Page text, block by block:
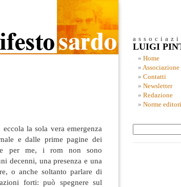
la sola vera emergenza
e dalle prime pagine dei
per me, i rom non sono
decenni, una presenza e una
o anche soltanto parlare di
forti: può spegnere sul
LUIGI
Home
Associazione
Contatti
Newsletter
Redazione
Norme